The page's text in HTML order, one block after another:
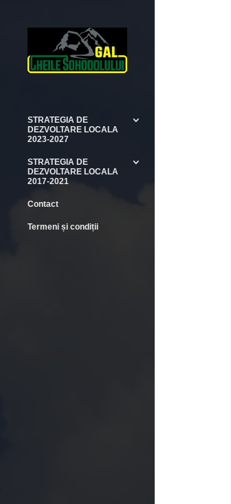
STRATEGIA DE
DEZVOLTARE LOCALA
2023-2027
STRATEGIA DE
DEZVOLTARE LOCALA
2017-2021
Contact
Termeni și condiții